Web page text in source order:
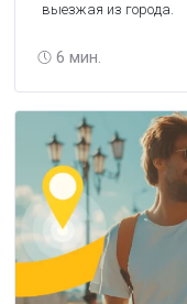
6 мин.
выезжая из города.